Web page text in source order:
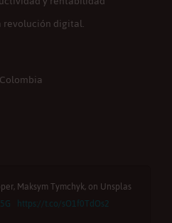
revolución digital.
Maksym Tymchyk, on Unsplas
https://t.co/sO1f0TdOs2